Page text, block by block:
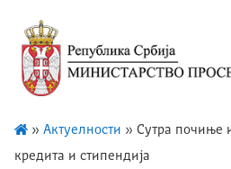
» Актуелности » Сутра почиње
кредита и стипендија